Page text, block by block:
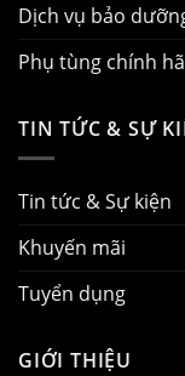
Dịch vụ bảo
Phụ tùng chính
TIN TỨC & SỰ
Tin tức & Sự kiện
Khuyến mãi
Tuyển dụng
GIỚI THIỆU